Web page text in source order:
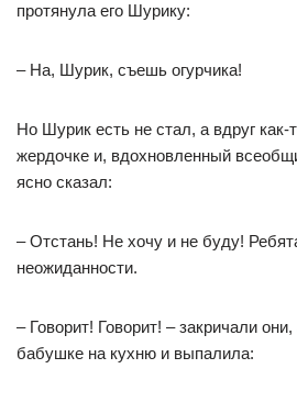
протянула его Шурику:
– На, Шурик, съешь огурчика!
Но Шурик есть не стал, а вдруг как-
жердочке и, вдохновленный
ясно сказал:
– Отстань! Не хочу и не буду!
неожиданности.
– Говорит! Говорит! – закричали
бабушке на кухню и выпалила: